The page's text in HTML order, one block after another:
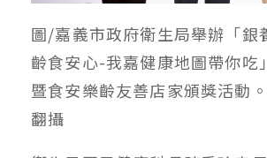
圖/嘉義市政府衛生局舉辦「銀
齡食安心-我嘉健康地圖帶你吃
暨食安樂齡友善店家頒獎活動
翻攝